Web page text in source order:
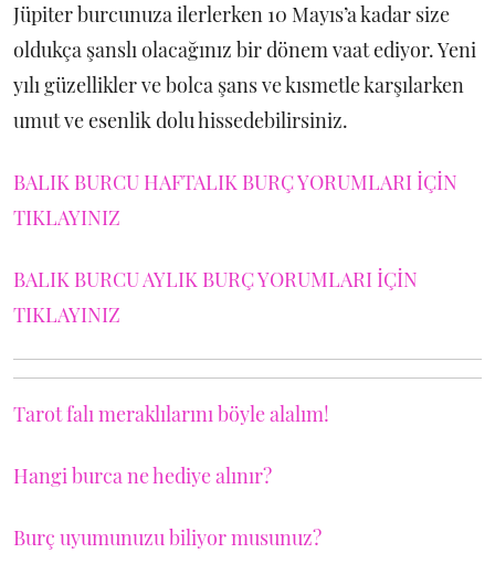
Jüpiter burcunuza ilerlerken 10 Mayıs’a kadar size
oldukça şanslı olacağınız bir dönem vaat ediyor. Yeni
yılı güzellikler ve bolca şans ve kısmetle karşılarken
umut ve esenlik dolu hissedebilirsiniz.
BALIK BURCU HAFTALIK BURÇ YORUMLARI İÇİN
TIKLAYINIZ
BALIK BURCU AYLIK BURÇ YORUMLARI İÇİN
TIKLAYINIZ
Tarot falı meraklılarını böyle alalım!
Hangi burca ne hediye alınır?
Burç uyumunuzu biliyor musunuz?